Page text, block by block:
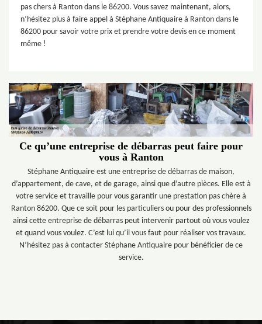
pas chers à Ranton dans le 86200. Vous savez maintenant, alors,
n’hésitez plus à faire appel à Stéphane Antiquaire à Ranton dans le
86200 pour savoir votre prix et prendre votre devis en ce moment
même !
Ce qu’une entreprise de débarras peut faire pour
vous à Ranton
Stéphane Antiquaire est une entreprise de débarras de maison,
d’appartement, de cave, et de garage, ainsi que d’autre pièces. Elle est à
votre service et travaille pour vous garantir une prestation pas chère à
Ranton 86200. Que ce soit pour les particuliers ou pour des professionnels
ainsi cette entreprise de débarras peut intervenir partout où vous voulez
et quand vous voulez. C’est lui qu’il vous faut pour réaliser vos travaux.
N’hésitez pas à contacter Stéphane Antiquaire pour bénéficier de ce
service.